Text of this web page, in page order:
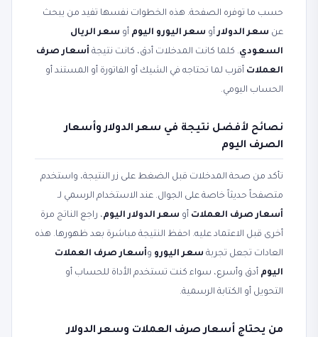
حسب ما توفره الصفحة. هذه الخطوات نفسها تفيد من يبحث
عن سعر الدولارأو سعر اليورو اليوم أو سعر الريال
السعودي. كلما كانت المدخلات أدق، كانت نتيجة أسعار صرف
العملات أقرب لما تحتاجه في الشيك أو الفاتورة أو المستند أو
الحساب اليومي.
نصائح لأفضل نتيجة في سعر الدولار وأسعار
الصرف اليوم
تأكد من صحة المدخلات قبل الضغط على زر النتيجة، واستخدم
متصفحاً حديثاً خاصة على الجوال. عند الاستخدام الرسمي لـ
أسعار صرف العملات أو سعر الدولار اليوم، راجع الناتج مرة
أخرى قبل الاعتماد عليه. احفظ النتيجة مباشرة بعد ظهورها. هذه
العادات تجعل تجربة سعر اليورو وأسعار صرف العملات
اليوم أدق وأسرع، سواء كنت تستخدم الأداة للحساب أو
التحويل أو الكتابة الرسمية.
من يحتاج أسعار صرف العملات وسعر الدولار